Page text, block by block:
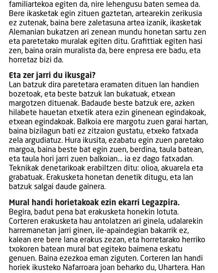
familiartekoa egiten da, nire lehengusu baten semea da.
Bere ikasketak egin zituen gaztetan, artearekin zerikusia
ez zutenak, baina bere zaletasuna artea izanik, ikasketak
Alemanian bukatzen ari zenean mundu honetan sartu zen
eta paretetako muralak egiten ditu. Grafittiak egiten hasi
zen, baina orain muralista da, bere enpresa ere badu, eta
horretaz bizi da.
Eta zer jarri du ikusgai?
Lan batzuk dira paretetara eramaten dituen lan handien
bozetoak, eta beste batzuk lan bukatuak, etxean
margotzen dituenak. Badaude beste batzuk ere, azken
hilabete hauetan etxetik atera ezin ginenean egindakoak,
etxean egindakoak. Balkoia ere margotu zuen garai hartan,
baina bizilagun bati ez zitzaion gustatu, etxeko fatxada
zela argudiatuz. Hura ikusita, ezabatu egin zuen paretako
margoa, baina beste bat egin zuen, berdina, taula batean,
eta taula hori jarri zuen balkoian… ia ez dago fatxadan.
Teknikak denetarikoak erabiltzen ditu: olioa, akuarela eta
grabatuak. Erakusketa honetan denetik ditugu, eta lan
batzuk salgai daude gainera.
Mural handi horietakoak ezin ekarri Legazpira.
Begira, badut pena bat erakusketa honekin lotuta.
Corteren erakusketa hau antolatzen ari ginela, udalarekin
harremanetan jarri ginen, ile-apaindegian bakarrik ez,
kalean ere bere lana erakus zezan, eta horretarako herriko
txokoren batean mural bat egiteko baimena eskatu
genuen. Baina ezezkoa eman ziguten. Corteren lan handi
horiek ikusteko Nafarroara joan beharko du, Uhartera. Han